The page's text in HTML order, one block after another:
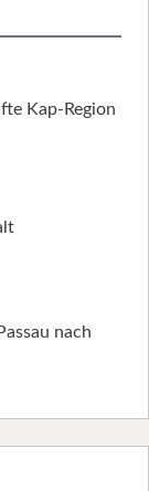
Kap-Region
nach